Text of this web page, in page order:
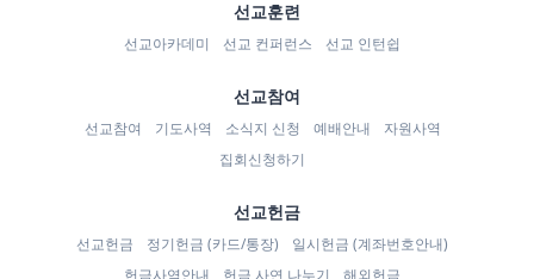
선교훈련
선교아카데미 선교 컨퍼런스 선교 인턴쉽
선교참여
선교참여 기도사역 소식지 신청 예배안내
자원사역
집회신청하기
선교헌금
선교헌금 정기헌금 (카드/통장)
일시헌금 (계좌번호안내)
헌금사역안내
헌금 사연 나누기
해외헌금